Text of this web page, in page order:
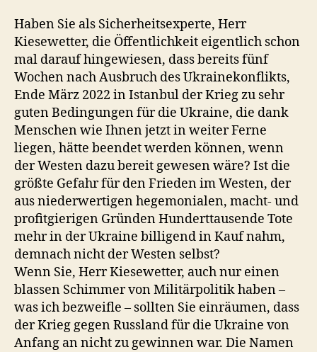
Haben Sie als Sicherheitsexperte, Herr
Kiesewetter, die Öffentlichkeit eigentlich schon
mal darauf hingewiesen, dass bereits fünf
Wochen nach Ausbruch des Ukrainekonflikts,
Ende März 2022 in Istanbul der Krieg zu sehr
guten Bedingungen für die Ukraine, die dank
Menschen wie Ihnen jetzt in weiter Ferne
liegen, hätte beendet werden können, wenn
der Westen dazu bereit gewesen wäre? Ist die
größte Gefahr für den Frieden im Westen, der
aus niederwertigen hegemonialen, macht- und
profitgierigen Gründen Hunderttausende Tote
mehr in der Ukraine billigend in Kauf nahm,
demnach nicht der Westen selbst?
Wenn Sie, Herr Kiesewetter, auch nur einen
blassen Schimmer von Militärpolitik haben –
was ich bezweifle – sollten Sie einräumen, dass
der Krieg gegen Russland für die Ukraine von
Anfang an nicht zu gewinnen war. Die Namen